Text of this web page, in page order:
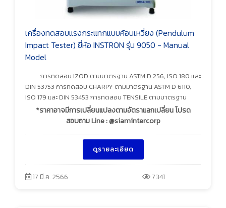
เครื่องทดสอบแรงกระแทกแบบค้อนเหวี่ยง (Pendulum
Impact Tester) ยี่ห้อ INSTRON รุ่น 9050 - Manual
Model
การทดสอบ IZOD ตามมาตรฐาน ASTM D 256, ISO 180 และ
DIN 53753 การทดสอบ CHARPY ตามมาตรฐาน ASTM D 6110,
ISO 179 และ DIN 53453 การทดสอบ TENSILE ตามมาตรฐาน
*ราคาอาจมีการเปลี่ยนแปลงตามอัตราแลกเปลี่ยน โปรด
สอบถาม Line : @siamintercorp
ดูรายละเอียด
17 มี.ค. 2566 7341